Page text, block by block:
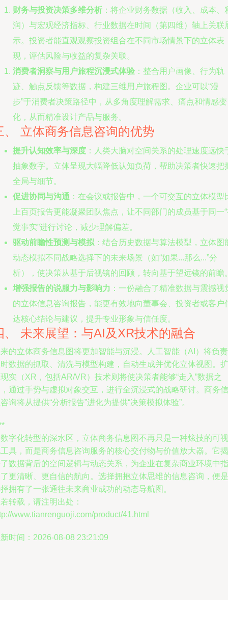
财务与投资决策多维分析 ：将企业财务数据（收入、成本、
润）与宏观经济指标、行业数据在时间（第四维）轴上关联
示。投资者能直观观察投资组合在不同市场情景下的立体表
现，评估风险与收益的复杂关联。
消费者洞察与用户旅程沉浸式体验 ：整合用户画像、行为轨
迹、触点反馈等数据，构建三维用户旅程图。企业可以“漫
步”于消费者决策路径中，从多角度理解需求、痛点和情感变
化，从而精准设计产品与服务。
、 立体商务信息咨询的优势
提升认知效率与深度 ：人类大脑对空间关系的处理速度远快
抽象数字。立体呈现大幅降低认知负荷，帮助决策者快速把
全局与细节。
促进协同与沟通 ：在会议或报告中，一个可交互的立体模型
上百页报告更能凝聚团队焦点，让不同部门的成员基于同一
觉事实”进行讨论，减少理解偏差。
驱动前瞻性预测与模拟 ：结合历史数据与算法模型，立体图
动态模拟不同战略选择下的未来场景（如“如果...那么...”分
析），使决策从基于后视镜的回顾，转向基于望远镜的前瞻
增强报告的说服力与影响力 ：一份融合了精准数据与震撼视
的立体信息咨询报告，能更有效地向董事会、投资者或客户
达核心结论与建议，提升专业形象与信任度。
、 未来展望：与AI及XR技术的融合
的立体商务信息图将更加智能与沉浸。人工智能（AI）将负责
数据的抓取、清洗与模型构建，自动生成并优化立体视图。扩
实（XR，包括AR/VR）技术则将使决策者能够“走入”数据之
通过手势与虚拟对象交互，进行全沉浸式的战略研讨。商务信
询将从提供“分析报告”进化为提供“决策模拟体验”。
字化转型的深水区，立体商务信息图不再只是一种炫技的可视
具，而是商务信息咨询服务的核心交付物与价值放大器。它揭
数据背后的空间逻辑与动态关系，为企业在复杂商业环境中指
更清晰、更自信的航向。选择拥抱立体思维的信息咨询，便是
拥有了一张通往未来商业成功的动态导航图。
转载，请注明出处：
www.tianrenguoji.com/product/41.html
时间：2026-08-08 23:21:09